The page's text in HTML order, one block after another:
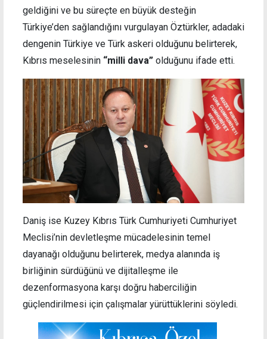
geldiğini ve bu süreçte en büyük desteğin
Türkiye’den sağlandığını vurgulayan Öztürkler, adadaki
dengenin Türkiye ve Türk askeri olduğunu belirterek,
Kıbrıs meselesinin “milli dava” olduğunu ifade etti.
Daniş ise Kuzey Kıbrıs Türk Cumhuriyeti Cumhuriyet
Meclisi’nin devletleşme mücadelesinin temel
dayanağı olduğunu belirterek, medya alanında iş
birliğinin sürdüğünü ve dijitalleşme ile
dezenformasyona karşı doğru haberciliğin
güçlendirilmesi için çalışmalar yürüttüklerini söyledi.